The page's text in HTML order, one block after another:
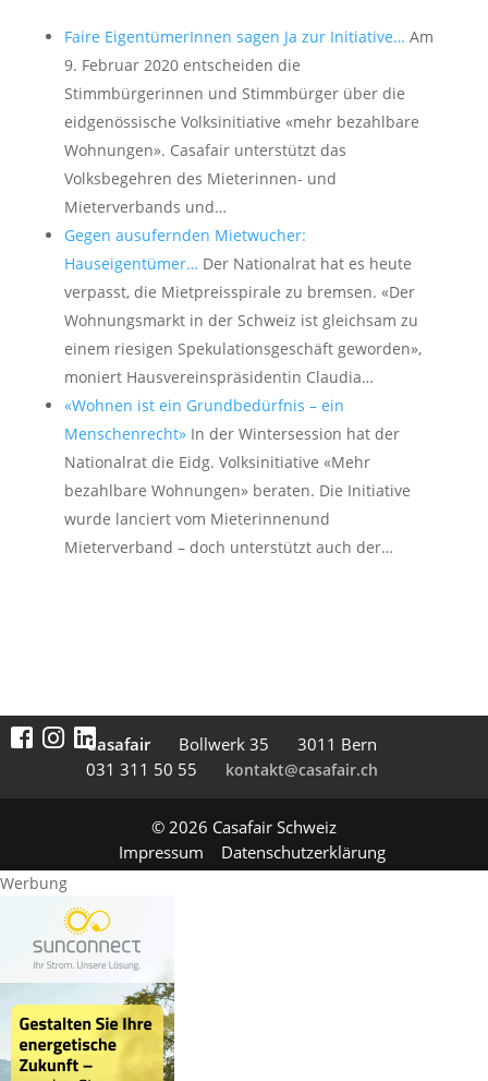
Faire EigentümerInnen sagen Ja zur Initiative… Am
9. Februar 2020 entscheiden die
Stimmbürgerinnen und Stimmbürger über die
eidgenössische Volksinitiative «mehr bezahlbare
Wohnungen». Casafair unterstützt das
Volksbegehren des Mieterinnen- und
Mieterverbands und…
Gegen ausufernden Mietwucher:
Hauseigentümer… Der Nationalrat hat es heute
verpasst, die Mietpreisspirale zu bremsen. «Der
Wohnungsmarkt in der Schweiz ist gleichsam zu
einem riesigen Spekulationsgeschäft geworden»,
moniert Hausvereinspräsidentin Claudia…
«Wohnen ist ein Grundbedürfnis – ein
Menschenrecht»In der Wintersession hat der
Nationalrat die Eidg. Volksinitiative «Mehr
bezahlbare Wohnungen» beraten. Die Initiative
wurde lanciert vom Mieterinnenund
Mieterverband – doch unterstützt auch der…
Casafair Boll­werk 35
3011 Bern
031 311 50 55
kontakt@casafair.ch
© 2026 Casafair Schweiz
Impressum
Datenschutzerklärung
Werbung